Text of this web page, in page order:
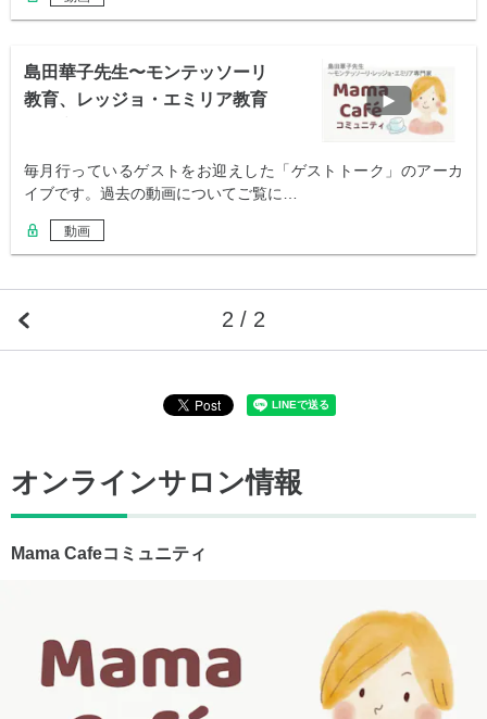
島田華子先生〜モンテッソーリ
教育、レッジョ・エミリア教育
毎月行っているゲストをお迎えした「ゲストトーク」のアーカ
イブです。過去の動画についてご覧に…
動画
2 / 2
オンラインサロン情報
Mama Cafeコミュニティ